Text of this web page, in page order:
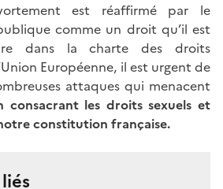
est réaffirmé par le
comme un droit qu’il est
dans la charte des droits
Européenne, il est urgent de
attaques qui menacent
consacrant les droits sexuels et
constitution française.